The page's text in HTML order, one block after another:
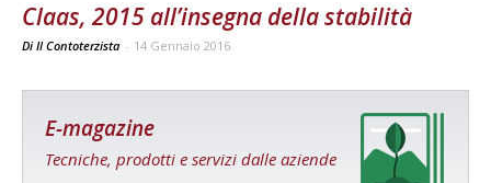
Claas, 2015 all’insegna della stabilità
Di Il Contoterzista - 14 Gennaio 2016
E-magazine
Tecniche, prodotti e servizi dalle aziende